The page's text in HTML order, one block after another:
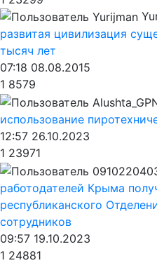
развитая цивилизация
тысяч лет
07:18 08.08.2015
1 8579
использование
12:57 26.10.2023
1 23971
работодателей Крыма
республиканского
сотрудников
09:57 19.10.2023
1 24881